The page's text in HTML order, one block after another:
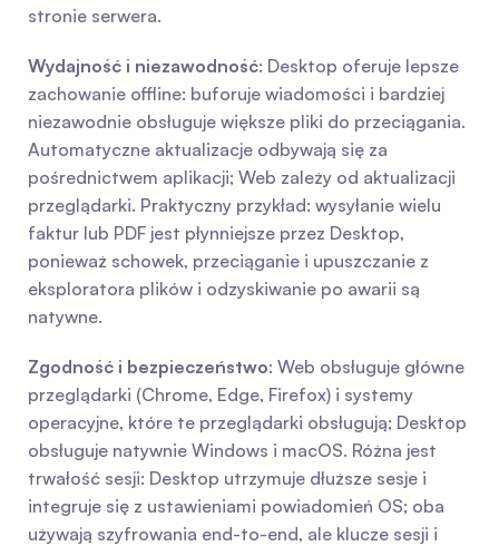
stronie serwera.
Wydajność i niezawodność: Desktop oferuje lepsze
zachowanie offline: buforuje wiadomości i bardziej
niezawodnie obsługuje większe pliki do przeciągania.
Automatyczne aktualizacje odbywają się za
pośrednictwem aplikacji; Web zależy od aktualizacji
przeglądarki. Praktyczny przykład: wysyłanie wielu
faktur lub PDF jest płynniejsze przez Desktop,
ponieważ schowek, przeciąganie i upuszczanie z
eksploratora plików i odzyskiwanie po awarii są
natywne.
Zgodność i bezpieczeństwo: Web obsługuje główne
przeglądarki (Chrome, Edge, Firefox) i systemy
operacyjne, które te przeglądarki obsługują; Desktop
obsługuje natywnie Windows i macOS. Różna jest
trwałość sesji: Desktop utrzymuje dłuższe sesje i
integruje się z ustawieniami powiadomień OS; oba
używają szyfrowania end-to-end, ale klucze sesji i